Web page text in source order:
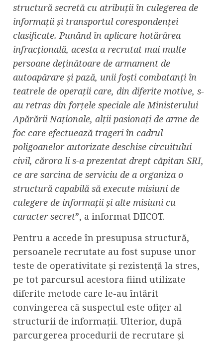
structură secretă cu atribuții în culegerea de
informații și transportul corespondenței
clasificate. Punând în aplicare hotărârea
infracțională, acesta a recrutat mai multe
persoane deținătoare de armament de
autoapărare și pază, unii foști combatanți în
teatrele de operații care, din diferite motive, s-
au retras din forțele speciale ale Ministerului
Apărării Naționale, alții pasionați de arme de
foc care efectuează trageri în cadrul
poligoanelor autorizate deschise circuitului
civil, cărora li s-a prezentat drept căpitan SRI,
ce are sarcina de serviciu de a organiza o
structură capabilă să execute misiuni de
culegere de informații și alte misiuni cu
caracter secret”, a informat DIICOT.
Pentru a accede în presupusa structură,
persoanele recrutate au fost supuse unor
teste de operativitate și rezistență la stres,
pe tot parcursul acestora fiind utilizate
diferite metode care le-au întărit
convingerea că suspectul este ofițer al
structurii de informații. Ulterior, după
parcurgerea procedurii de recrutare și